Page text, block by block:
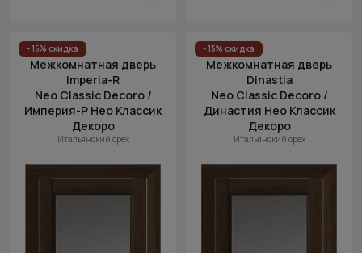
- 15% скидка
Межкомнатная дверь
Imperia-R
Neo Classic Decoro /
Империя-Р Нео Классик
Декоро
Итальянский орех
- 15% скидка
Межкомнатная дверь
Dinastia
Neo Classic Decoro /
Династия Нео Классик
Декоро
Итальянский орех